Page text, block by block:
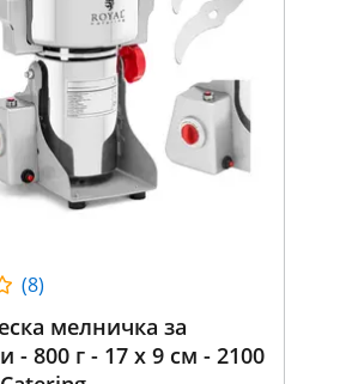
(8)
мелничка за
- 800 г - 17 x 9 см - 2100